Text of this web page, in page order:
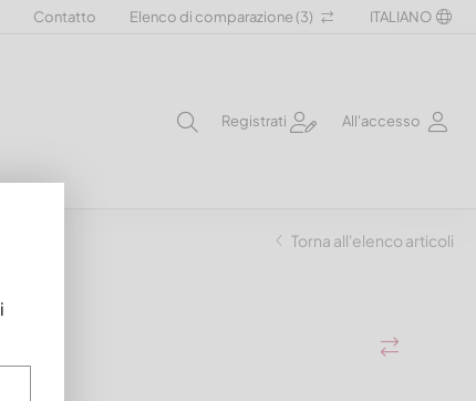
Contatto Elenco di comparazione (3) ITALIANO
Registrati All'accesso
Torna all'elenco articoli